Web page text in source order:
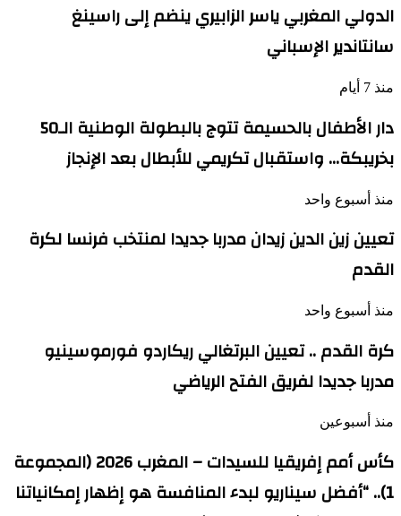
الدولي المغربي ياسر الزابيري ينضم إلى راسينغ
سانتاندير الإسباني
منذ 7 أيام
دار الأطفال بالحسيمة تتوج بالبطولة الوطنية الـ50
بخريبكة… واستقبال تكريمي للأبطال بعد الإنجاز
منذ أسبوع واحد
تعيين زين الدين زيدان مدربا جديدا لمنتخب فرنسا لكرة
القدم
منذ أسبوع واحد
كرة القدم .. تعيين البرتغالي ريكاردو فورموسينيو
مدربا جديدا لفريق الفتح الرياضي
منذ أسبوعين
كأس أمم إفريقيا للسيدات – المغرب 2026 (المجموعة
1).. “أفضل سيناريو لبدء المنافسة هو إظهار إمكانياتنا